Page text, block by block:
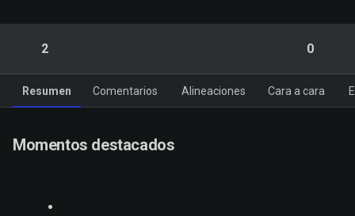
2 0
Resumen Comentarios Alineaciones Cara a cara
Momentos destacados